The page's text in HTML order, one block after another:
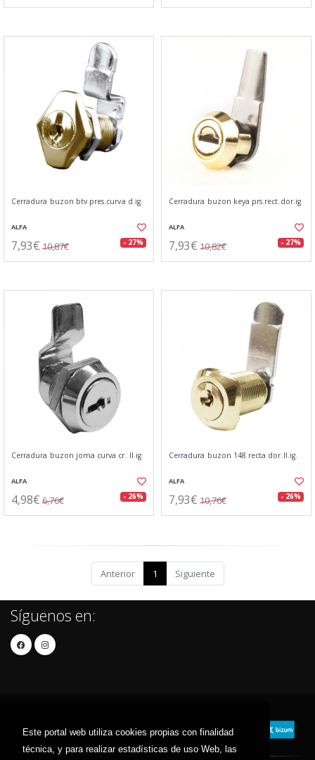
Este portal web utiliza cookies propias con finalidad
técnica, y para realizar estadísticas de uso Web, las
Cerradura buzon btv pres.curva d.ig.
ALFA
7,93€ 10,87€ - 27%
Cerradura buzon keya prs.rect.dor.ig
ALFA
7,93€ 10,82€ - 27%
Cerradura buzon joma curva cr. ll.ig
ALFA
4,98€ 6,76€ - 26%
Cerradura buzon 148 recta dor.ll.ig.
ALFA
7,93€ 10,76€ - 26%
Anterior 1 Siguiente
Síguenos en: